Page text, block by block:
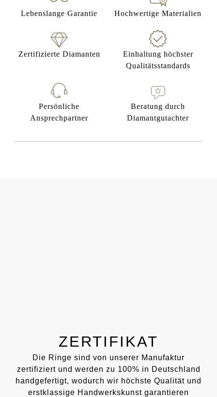
Lebenslange Garantie Hochwertige Materialien
Zertifizierte Diamanten
Einhaltung höchster
Qualitätsstandards
Persönliche
Ansprechpartner
Beratung durch
Diamantgutachter
ZERTIFIKAT
Die Ringe sind von unserer Manufaktur
zertifiziert und werden zu 100% in Deutschland
handgefertigt, wodurch wir höchste Qualität und
erstklassige Handwerkskunst garantieren